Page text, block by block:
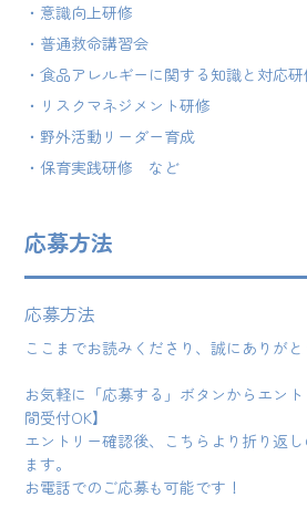
・意識向上研修
・普通救命講習会
・食品アレルギーに関する知識と対応研
・リスクマネジメント研修
・野外活動リーダー育成
・保育実践研修 など
応募方法
応募方法
ここまでお読みくださり、誠にありがと
お気軽に「応募する」ボタンからエン
間受付OK】
エントリー確認後、こちらより折り返
ます。
お電話でのご応募も可能です！